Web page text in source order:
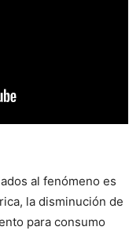
al fenómeno es
la disminución de
para consumo